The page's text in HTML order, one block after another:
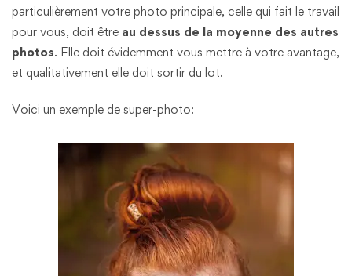
particulièrement votre photo principale, celle qui fait le travail
pour vous, doit être au dessus de la moyenne des autres
photos. Elle doit évidemment vous mettre à votre avantage,
et qualitativement elle doit sortir du lot.
Voici un exemple de super-photo: